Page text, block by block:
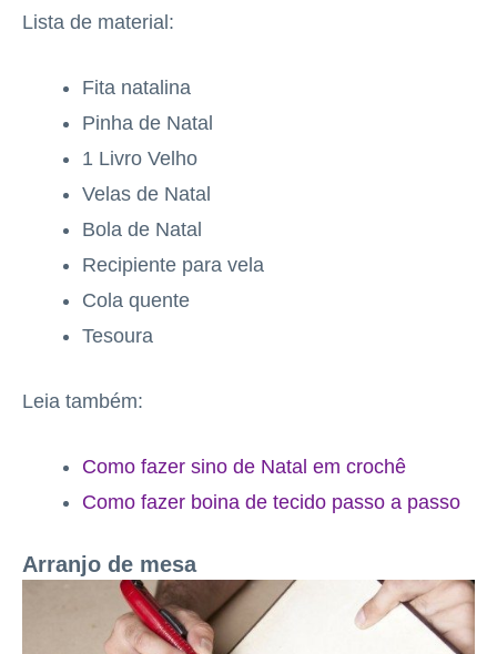
Lista de material:
Fita natalina
Pinha de Natal
1 Livro Velho
Velas de Natal
Bola de Natal
Recipiente para vela
Cola quente
Tesoura
Leia também:
Como fazer sino de Natal em crochê
Como fazer boina de tecido passo a passo
Arranjo de mesa